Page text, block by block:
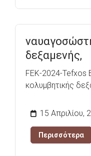
δεξαμενής,
FEK-2024-
κολυμβητικής
15 Απριλίου,
Περισσότερα